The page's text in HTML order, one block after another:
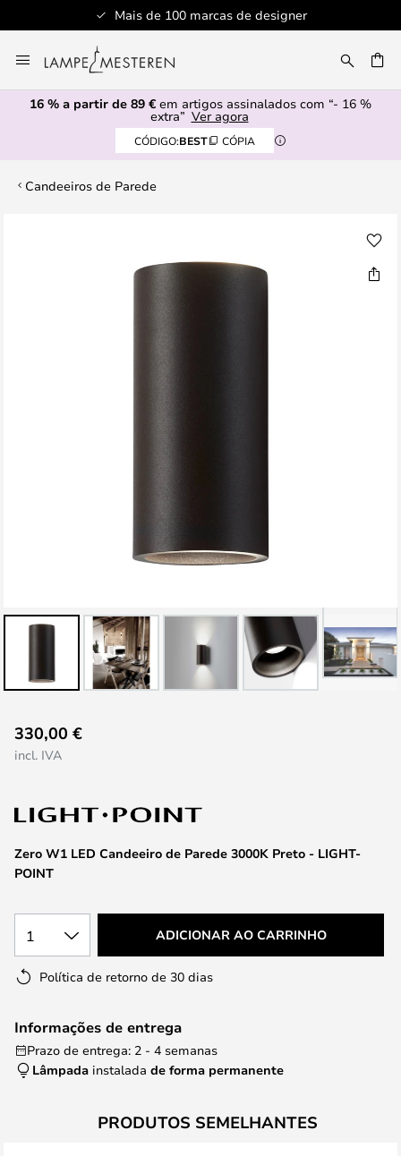
Mais de 100 marcas de designer
para
o
Conteúdo
16 % a partir de 89 € em artigos assinalados com “- 16 %
extra” Ver agora
CÓDIGO:BEST CÓPIA
Candeeiros de Parede
para
da
Galeria
de
imagens
Zero W1 LED Candeeiro de Parede 3000K Preto - LIGHT-
POINT
330,00 €
incl. IVA
1 ADICIONAR AO CARRINHO
Política de retorno de 30 dias
Informações de entrega
Prazo de entrega: 2 - 4 semanas
Lâmpada instalada de forma permanente
PRODUTOS SEMELHANTES